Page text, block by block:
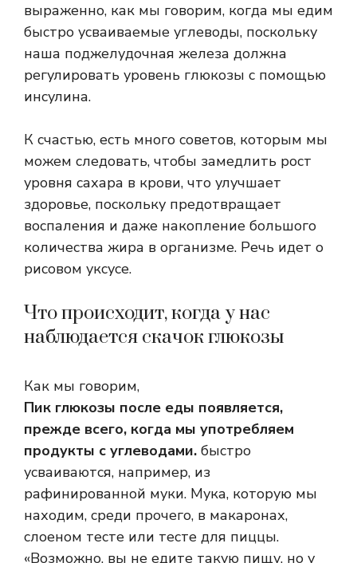
выраженно, как мы говорим, когда мы едим
быстро усваиваемые углеводы, поскольку
наша поджелудочная железа должна
регулировать уровень глюкозы с помощью
инсулина.
К счастью, есть много советов, которым мы
можем следовать, чтобы замедлить рост
уровня сахара в крови, что улучшает
здоровье, поскольку предотвращает
воспаления и даже накопление большого
количества жира в организме. Речь идет о
рисовом уксусе.
Что происходит, когда у нас
наблюдается скачок глюкозы
Как мы говорим,
Пик глюкозы после еды появляется,
прежде всего, когда мы употребляем
продукты с углеводами. быстро
усваиваются, например, из
рафинированной муки. Мука, ​​которую мы
находим, среди прочего, в макаронах,
слоеном тесте или тесте для пиццы.
«Возможно, вы не едите такую ​​пищу, но у